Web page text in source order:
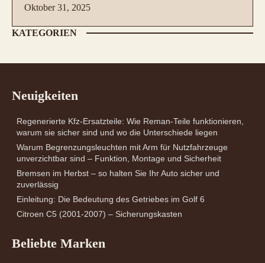
Oktober 31, 2025
KATEGORIEN
Neuigkeiten
Regenerierte Kfz-Ersatzteile: Wie Reman-Teile funktionieren,
warum sie sicher sind und wo die Unterschiede liegen
Warum Begrenzungsleuchten mit Arm für Nutzfahrzeuge
unverzichtbar sind – Funktion, Montage und Sicherheit
Bremsen im Herbst – so halten Sie Ihr Auto sicher und
zuverlässig
Einleitung: Die Bedeutung des Getriebes im Golf 6
Citroen C5 (2001-2007) – Sicherungskasten
Beliebte Marken